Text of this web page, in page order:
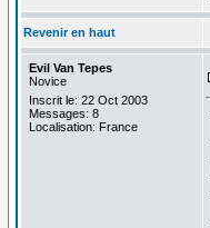
Revenir en haut
Evil Van Tepes
Novice
Inscrit le: 22 Oct 2003
Messages: 8
Localisation: France